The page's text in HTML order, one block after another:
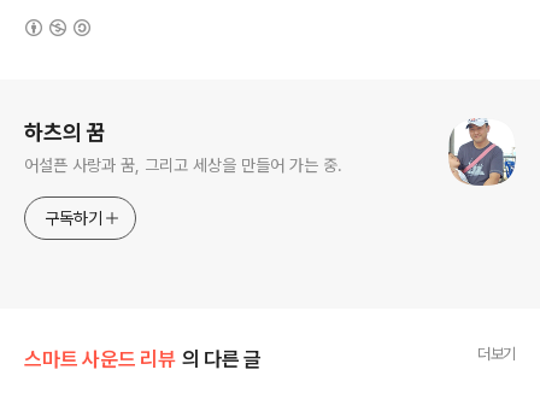
하츠의 꿈
어설픈 사랑과 꿈, 그리고 세상을 만들어 가는 중.
구독하기
스마트 사운드 리뷰 의 다른 글 더보기